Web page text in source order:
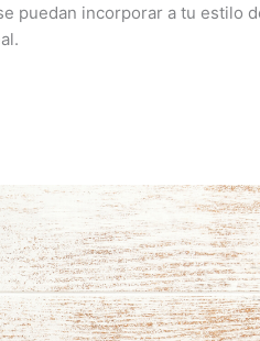
puedan incorporar a tu estilo